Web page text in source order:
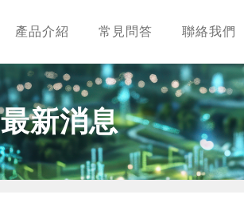
產品介紹 常見問答 聯絡我們
最新消息